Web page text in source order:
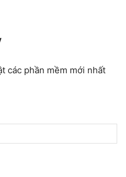
các phần mềm mới nhất